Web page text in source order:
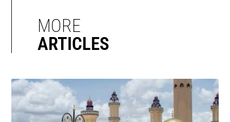
MORE
ARTICLES